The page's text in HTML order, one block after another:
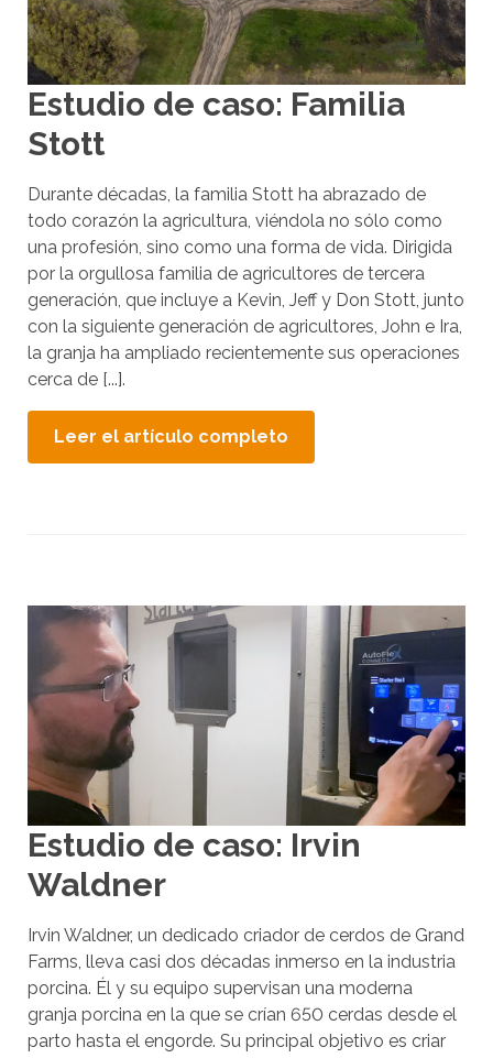
Estudio de caso: Familia
Stott
Durante décadas, la familia Stott ha abrazado de
todo corazón la agricultura, viéndola no sólo como
una profesión, sino como una forma de vida. Dirigida
por la orgullosa familia de agricultores de tercera
generación, que incluye a Kevin, Jeff y Don Stott, junto
con la siguiente generación de agricultores, John e Ira,
la granja ha ampliado recientemente sus operaciones
cerca de [...].
Leer el artículo completo
Estudio de caso: Irvin
Waldner
Irvin Waldner, un dedicado criador de cerdos de Grand
Farms, lleva casi dos décadas inmerso en la industria
porcina. Él y su equipo supervisan una moderna
granja porcina en la que se crían 650 cerdas desde el
parto hasta el engorde. Su principal objetivo es criar